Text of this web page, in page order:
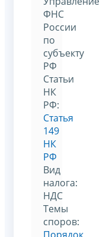
ФНС
России
по
субъекту
РФ
Статьи
НК
РФ:
Статья
149
НК
РФ
Вид
налога:
НДС
Темы
споров:
Порядок